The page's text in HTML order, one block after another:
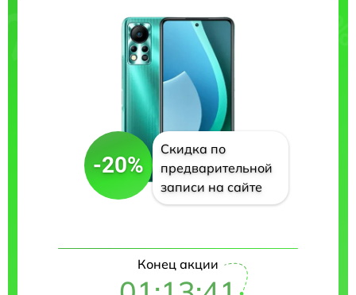
-20%
Скидка по
предварительной
записи на сайте
Конец акции